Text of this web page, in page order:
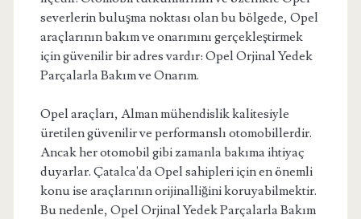
severlerin buluşma noktası olan bu bölgede, Opel
araçlarının bakım ve onarımını gerçekleştirmek
için güvenilir bir adres vardır: Opel Orjinal Yedek
Parçalarla Bakım ve Onarım.
Opel araçları, Alman mühendislik kalitesiyle
üretilen güvenilir ve performanslı otomobillerdir.
Ancak her otomobil gibi zamanla bakıma ihtiyaç
duyarlar. Çatalca'da Opel sahipleri için en önemli
konu ise araçlarının orijinalliğini koruyabilmektir.
Bu nedenle, Opel Orjinal Yedek Parçalarla Bakım